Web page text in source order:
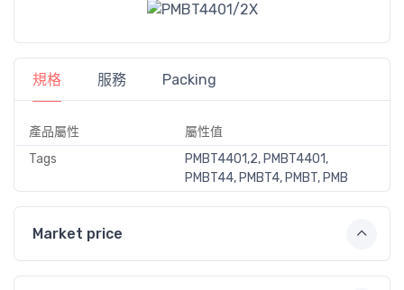
規格 服務 Packing
產品屬性
屬性值
Tags
PMBT4401,2, PMBT4401,
PMBT44, PMBT4, PMBT, PMB
Market price